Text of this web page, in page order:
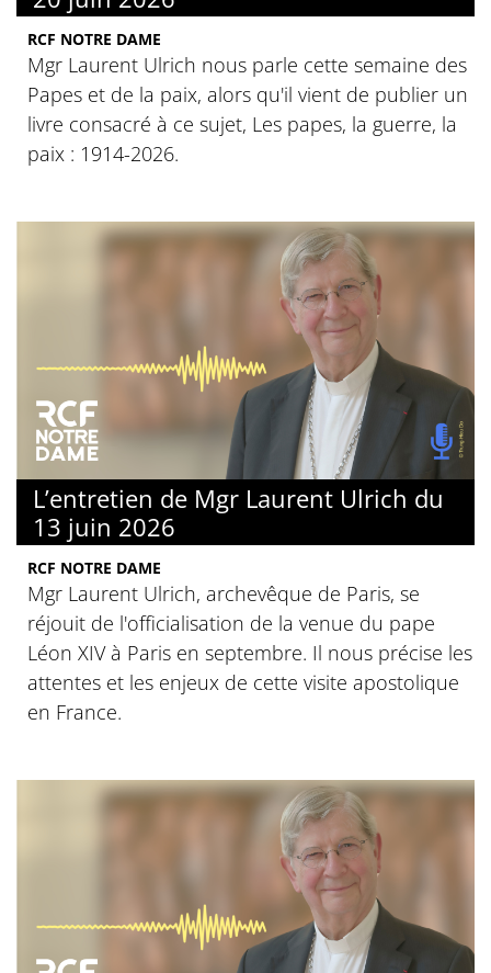
RCF NOTRE DAME
Mgr Laurent Ulrich nous parle cette semaine des
Papes et de la paix, alors qu'il vient de publier un
livre consacré à ce sujet, Les papes, la guerre, la
paix : 1914-2026.
L’entretien de Mgr Laurent Ulrich du
13 juin 2026
RCF NOTRE DAME
Mgr Laurent Ulrich, archevêque de Paris, se
réjouit de l'officialisation de la venue du pape
Léon XIV à Paris en septembre. Il nous précise les
attentes et les enjeux de cette visite apostolique
en France.